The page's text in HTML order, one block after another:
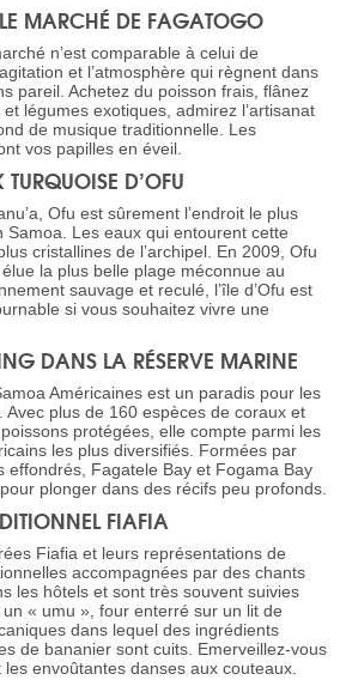
MARCHÉ DE FAGATOGO
n’est comparable à celui de
et l’atmosphère qui règnent dans
pareil. Achetez du poisson frais, flânez
légumes exotiques, admirez l’artisanat
de musique traditionnelle. Les
vos papilles en éveil.
D’OFU
Ofu est sûrement l’endroit le plus
Samoa. Les eaux qui entourent cette
cristallines de l’archipel. En 2009, Ofu
la plus belle plage méconnue au
sauvage et reculé, l’île d’Ofu est
si vous souhaitez vivre une
DANS LA RÉSERVE MARINE
Américaines est un paradis pour les
plus de 160 espèces de coraux et
protégées, elle compte parmi les
les plus diversifiés. Formées par
effondrés, Fagatele Bay et Fogama Bay
plonger dans des récifs peu profonds.
FIAFIA
Fiafia et leurs représentations de
accompagnées par des chants
les hôtels et sont très souvent suivies
« umu », four enterré sur un lit de
dans lequel des ingrédients
de bananier sont cuits. Emerveillez-vous
les envoûtantes danses aux couteaux.